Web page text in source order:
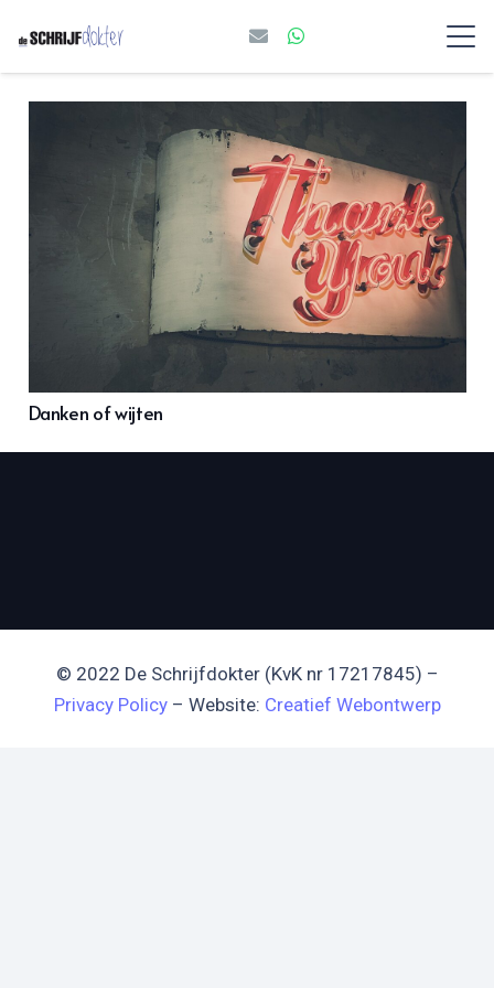
Danken of wijten
© 2022 De Schrijfdokter (KvK nr 17217845) –
Privacy Policy– Website: Creatief Webontwerp